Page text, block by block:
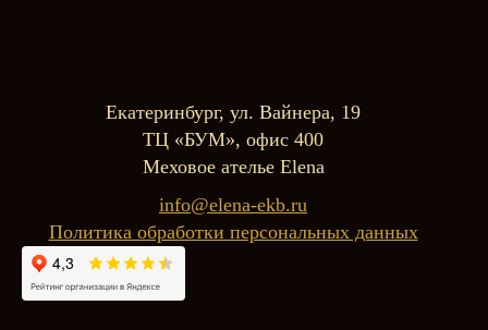
Екатеринбург, ул. Вайнера, 19
ТЦ «БУМ», офис 400
Меховое ателье Elena
info@elena-ekb.ru
Политика обработки персональных данных